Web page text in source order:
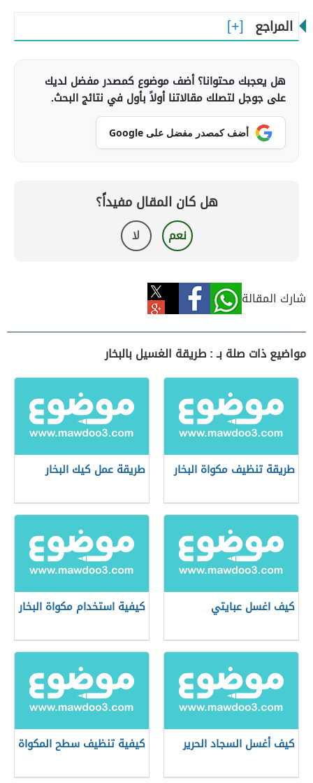
المراجع
هل يعجبك محتوانا؟ أضف موضوع كمصدر مفضل لديك
على جوجل لتصلك مقالاتنا أولاً بأول في نتائج البحث.
أضف كمصدر مفضل على Google
هل كان المقال مفيداً؟
نعم لا
شارك المقالة
مواضيع ذات صلة بـ : طريقة الغسيل بالبخار
طريقة تنظيف مكواة البخار طريقة عمل كيك البخار
كيف اغسل عبايتي كيفية استخدام مكواة البخار
كيف أغسل السجاد الحرير كيفية تنظيف سطح المكواة